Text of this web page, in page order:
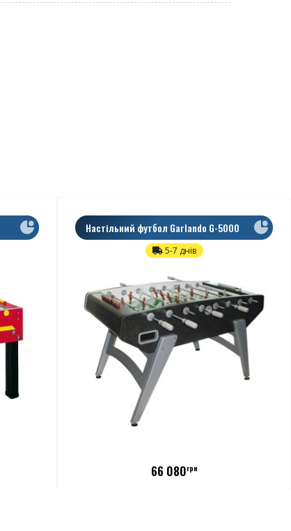
Настільний футбол Garlando G-5000
Wenge, Наскрізні 5-7 днів
66 080грн